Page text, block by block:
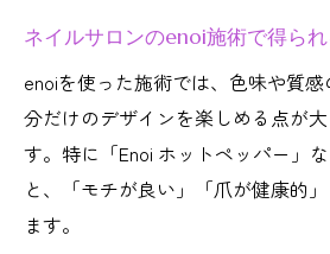
ネイルサロンのenoi施術で得ら
enoiを使った施術では、色味や質
分だけのデザインを楽しめる点が
す。特に「Enoi ホットペッパー」
と、「モチが良い」「爪が健康的
ます。